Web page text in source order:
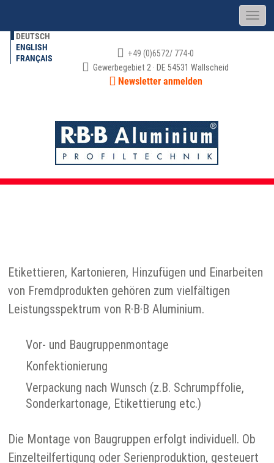
DEUTSCH
ENGLISH
FRANÇAIS
+49 (0)6572/ 774-0
Gewerbegebiet 2 · DE 54531 Wallscheid
Newsletter anmelden
Etikettieren, Kartonieren, Hinzufügen und Einarbeiten
von Fremdprodukten gehören zum vielfältigen
Leistungsspektrum von R·B·B Aluminium.
Vor- und Baugruppenmontage
Konfektionierung
Verpackung nach Wunsch (z.B. Schrumpffolie,
Sonderkartonage, Etikettierung etc.)
Die Montage von Baugruppen erfolgt individuell. Ob
Einzelteilfertigung oder Serienproduktion, gesteuert